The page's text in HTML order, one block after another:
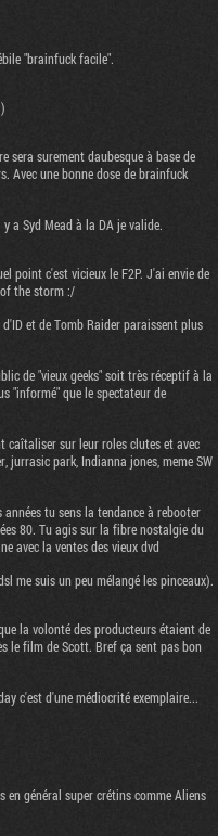
"brainfuck facile".
sera surement daubesque à base de
Avec une bonne dose de brainfuck
a Syd Mead à la DA je valide.
point c'est vicieux le F2P. J'ai envie de
the storm :/
et de Tomb Raider paraissent plus
de "vieux geeks" soit très réceptif à la
"informé" que le spectateur de
caîtaliser sur leur roles clutes et avec
park, Indianna jones, meme SW
tu sens la tendance à rebooter
80. Tu agis sur la fibre nostalgie du
avec la ventes des vieux dvd
me suis un peu mélangé les pinceaux).
la volonté des producteurs étaient de
le film de Scott. Bref ça sent pas bon
c'est d'une médiocrité exemplaire...
en général super crétins comme Aliens